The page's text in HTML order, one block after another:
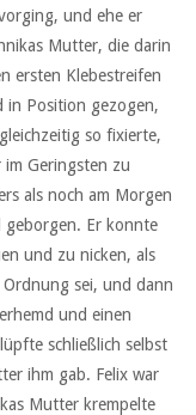
und ehe er
Mutter, die darin
ersten Klebestreifen
in Position gezogen,
so fixierte,
im Geringsten zu
als noch am Morgen
Er konnte
und zu nicken, als
sei, und dann
und einen
schließlich selbst
ihm gab. Felix war
Mutter krempelte